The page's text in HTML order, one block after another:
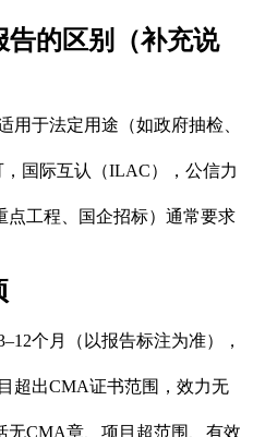
告的区别（补充说
用于法定用途（如政府抽检、
国际互认（ILAC），公信力
点工程、国企招标）通常要求
个月（以报告标注为准），
超出CMA证书范围，效力无
无CMA章、项目超范围、有效